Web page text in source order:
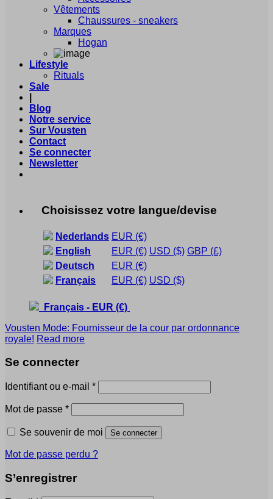
Vêtements
Chaussures - sneakers
Marques
Hogan
Lifestyle
Rituals
Sale
Blog
Notre service
Sur Vousten
Contact
Se connecter
Newsletter
Choisissez votre langue/devise
Nederlands EUR (€)
English
EUR (€) USD ($) GBP (£)
Deutsch
EUR (€)
Français
EUR (€) USD ($)
Français - EUR (€)
Vousten Mode: Fournisseur de la cour par ordonnance
royale! Read more
Se connecter
Identifiant ou e-mail *Obligatoire
Mot de passe *Obligatoire
Se souvenir de moi Se connecter
Mot de passe perdu ?
S’enregistrer